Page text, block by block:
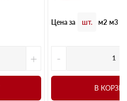
+
Цена за шт. м2 м3
-
В